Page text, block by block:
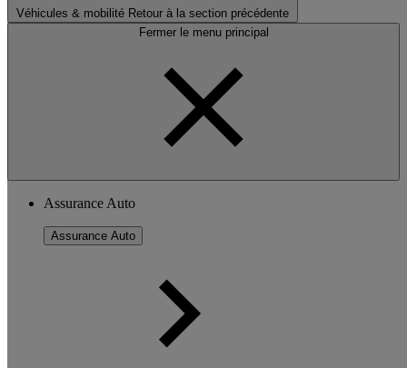
Véhicules & mobilité Retour à la section précédente
Fermer le menu principal
Assurance Auto
Assurance Auto